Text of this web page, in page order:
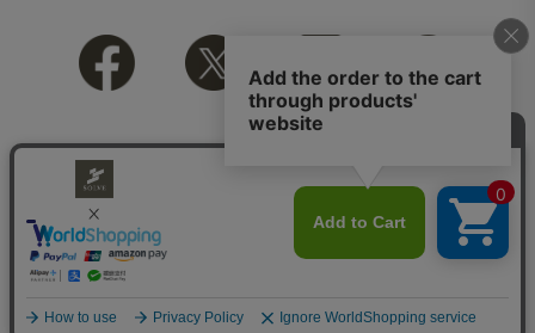
やや広めのモックネック